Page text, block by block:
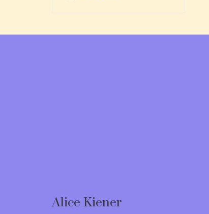
Alice Kiener